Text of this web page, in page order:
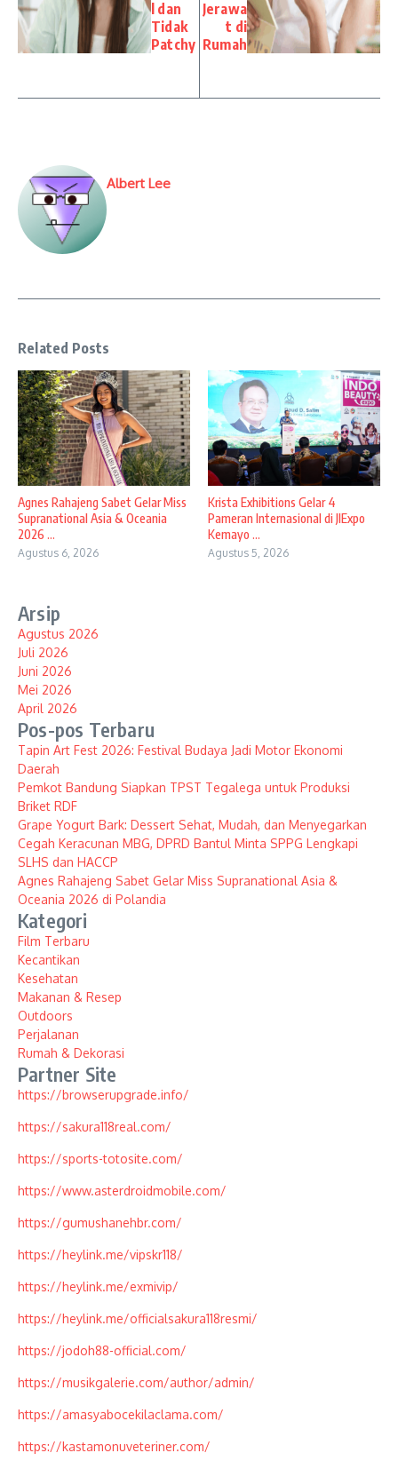
l dan
Tidak
Patchy
Jerawa
t di
Rumah
Albert Lee
Related Posts
Agnes Rahajeng Sabet Gelar Miss
Supranational Asia & Oceania
2026 ...
Agustus 6, 2026
Krista Exhibitions Gelar 4
Pameran Internasional di JIExpo
Kemayo ...
Agustus 5, 2026
Arsip
Agustus 2026
Juli 2026
Juni 2026
Mei 2026
April 2026
Pos-pos Terbaru
Tapin Art Fest 2026: Festival Budaya Jadi Motor Ekonomi
Daerah
Pemkot Bandung Siapkan TPST Tegalega untuk Produksi
Briket RDF
Grape Yogurt Bark: Dessert Sehat, Mudah, dan Menyegarkan
Cegah Keracunan MBG, DPRD Bantul Minta SPPG Lengkapi
SLHS dan HACCP
Agnes Rahajeng Sabet Gelar Miss Supranational Asia &
Oceania 2026 di Polandia
Kategori
Film Terbaru
Kecantikan
Kesehatan
Makanan & Resep
Outdoors
Perjalanan
Rumah & Dekorasi
Partner Site
https://browserupgrade.info/
https://sakura118real.com/
https://sports-totosite.com/
https://www.asterdroidmobile.com/
https://gumushanehbr.com/
https://heylink.me/vipskr118/
https://heylink.me/exmivip/
https://heylink.me/officialsakura118resmi/
https://jodoh88-official.com/
https://musikgalerie.com/author/admin/
https://amasyabocekilaclama.com/
https://kastamonuveteriner.com/